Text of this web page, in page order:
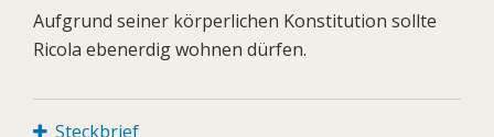
Aufgrund seiner körperlichen Konstitution sollte
Ricola ebenerdig wohnen dürfen.
Steckbrief